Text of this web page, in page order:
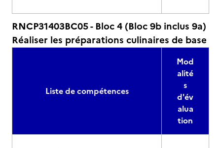
RNCP31403BC05 - Bloc 4 (Bloc 9b inclus 9a)
Réaliser les préparations culinaires de base
Liste de compétences
Mod
alité
s
d'év
alua
tion